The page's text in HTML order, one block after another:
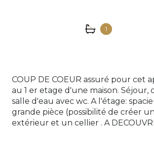
1
COUP DE COEUR assuré pour
au 1 er etage d'une maison.
salle d'eau avec wc. A l'étage:
grande pièce (possibilité de créer
extérieur et un cellier . A